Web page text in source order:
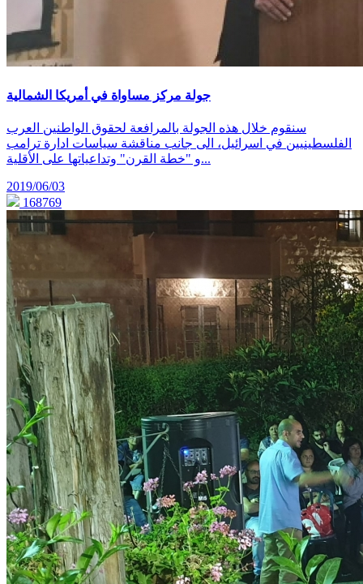
جولة مركز مساواة في أمريكا الشمالية
سنقوم خلال هذه الجولة بالمرافعة لحقوق الواطنين العرب
الفلسطينيين في اسرائيل، الى جانب مناقشة سياسات ادارة ترامب
و "خطة القرن" وتداعياتها على الأقلية...
2019/06/03
168769